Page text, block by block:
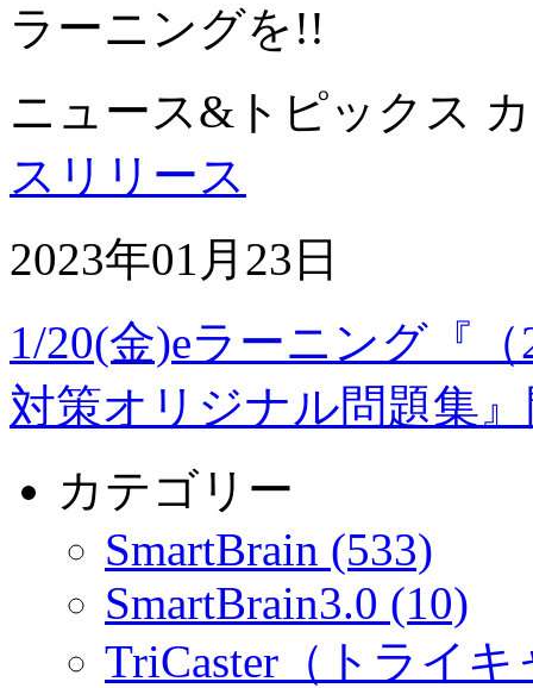
ラーニングを!!
ニュース&トピックス
スリリース
2023年01月23日
1/20(金)eラーニング『
対策オリジナル問題集
カテゴリー
SmartBrain (533)
SmartBrain3.0 (10)
TriCaster（トライ